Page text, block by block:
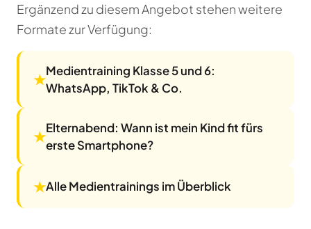
Ergänzend zu diesem Angebot stehen weitere
Formate zur Verfügung:
★Medientraining Klasse 5 und 6:
WhatsApp, TikTok & Co.
★Elternabend: Wann ist mein Kind fit fürs
erste Smartphone?
★Alle Medientrainings im Überblick